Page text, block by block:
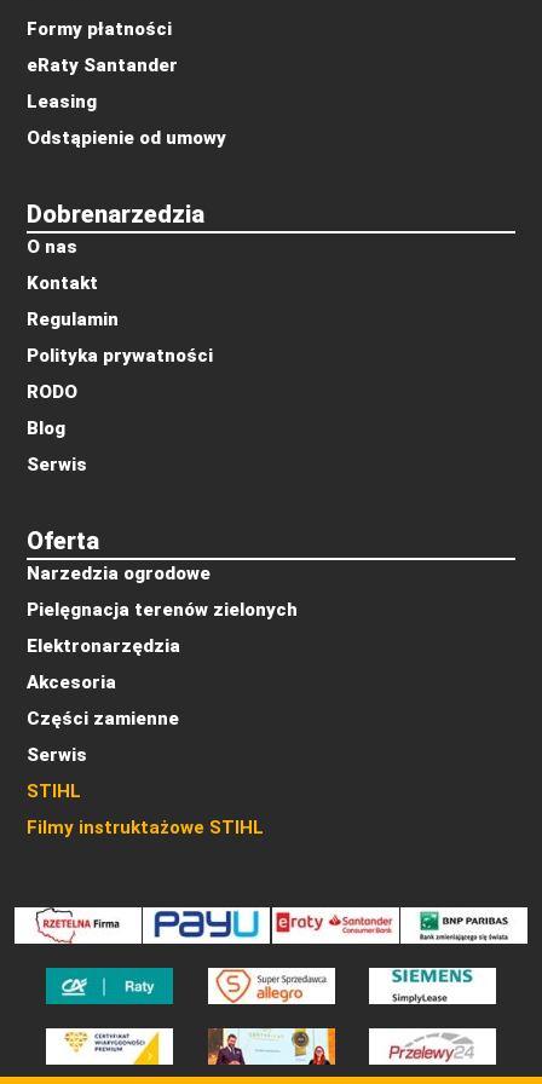
Oferta
Narzedzia ogrodowe
Pielęgnacja terenów zielonych
Elektronarzędzia
Akcesoria
Części zamienne
Serwis
STIHL
Filmy instruktażowe STIHL
Dobrenarzedzia
O nas
Kontakt
Regulamin
Polityka prywatności
RODO
Blog
Serwis
Formy płatności
eRaty Santander
Leasing
Odstąpienie od umowy